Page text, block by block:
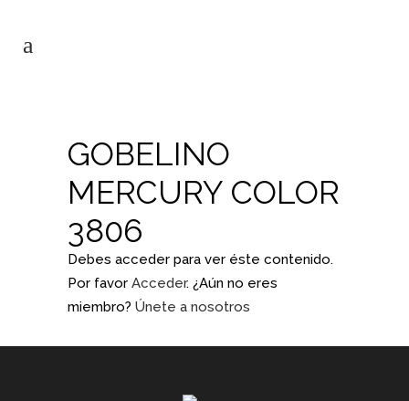
GOBELINO
MERCURY COLOR
3806
Debes acceder para ver éste contenido.
Por favor Acceder. ¿Aún no eres
miembro? Únete a nosotros